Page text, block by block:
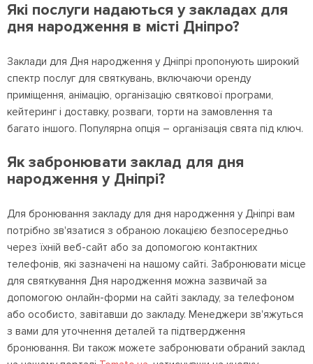
Які послуги надаються у закладах для
дня народження в місті Дніпро?
Заклади для Дня народження у Дніпрі пропонують широкий
спектр послуг для святкувань, включаючи оренду
приміщення, анімацію, організацію святкової програми,
кейтеринг і доставку, розваги, торти на замовлення та
багато іншого. Популярна опція – організація свята під ключ.
Як забронювати заклад для дня
народження у Дніпрі?
Для бронювання закладу для дня народження у Дніпрі вам
потрібно зв'язатися з обраною локацією безпосередньо
через їхній веб-сайт або за допомогою контактних
телефонів, які зазначені на нашому сайті. Забронювати місце
для святкування Дня народження можна зазвичай за
допомогою онлайн-форми на сайті закладу, за телефоном
або особисто, завітавши до закладу. Менеджери зв'яжуться
з вами для уточнення деталей та підтвердження
бронювання. Ви також можете забронювати обраний заклад